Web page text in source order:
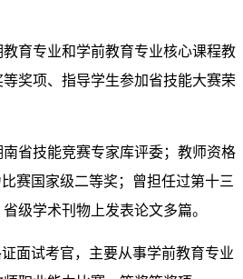
育专业和学前教育专业核心课程教
奖项、指导学生参加省技能大赛荣
省技能竞赛专家库评委；教师资格
赛国家级二等奖；曾担任过第十三
级学术刊物上发表论文多篇。
面试考官，主要从事学前教育专业